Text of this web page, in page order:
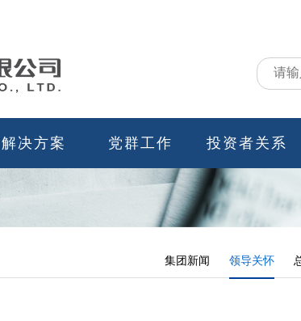
解决方案 党群工作 投资者关系
集团新闻 领导关怀